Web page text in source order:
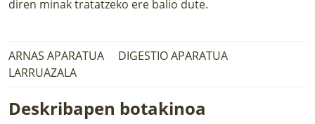
diren minak tratatzeko ere balio dute.
ARNAS APARATUA
DIGESTIO APARATUA
LARRUAZALA
Deskribapen botakinoa